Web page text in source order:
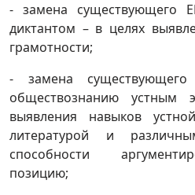
- замена существующего
диктантом – в целях
грамотности;
- замена
обществознанию устным
выявления навыков
литературой и
способности
позицию;